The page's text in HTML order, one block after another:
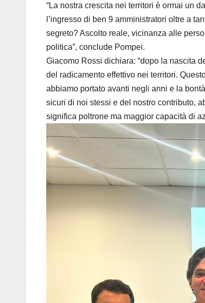
“La nostra crescita nei territori è ormai un
l’ingresso di ben 9 amministratori oltre a
segreto? Ascolto reale, vicinanza alle
politica”, conclude Pompei.
Giacomo Rossi dichiara: “dopo la nascita
del radicamento effettivo nei territori.
abbiamo portato avanti negli anni e la
sicuri di noi stessi e del nostro contributo,
significa poltrone ma maggior capacità di